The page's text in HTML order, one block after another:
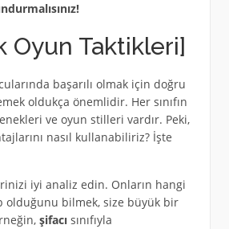
Oyun Taktikleri]
başarılı olmak için doğru
oldukça önemlidir. Her sınıfın
ve oyun stilleri vardır. Peki,
nasıl kullanabiliriz? İşte
iyi analiz edin. Onların hangi
olduğunu bilmek, size büyük bir
şifacısınıfıyla